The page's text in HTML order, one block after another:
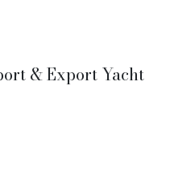
& Export Yacht